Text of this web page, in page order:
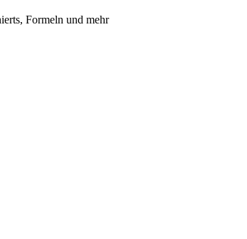
Formeln und mehr